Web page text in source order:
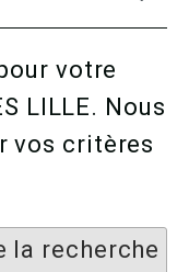
votre
LILLE. Nous
vos critères
la recherche